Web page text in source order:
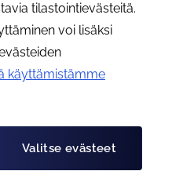
tilastointievästeitä.
voi lisäksi
käyttämistämme
Valitse evästeet